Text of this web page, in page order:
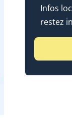
Infos
restez